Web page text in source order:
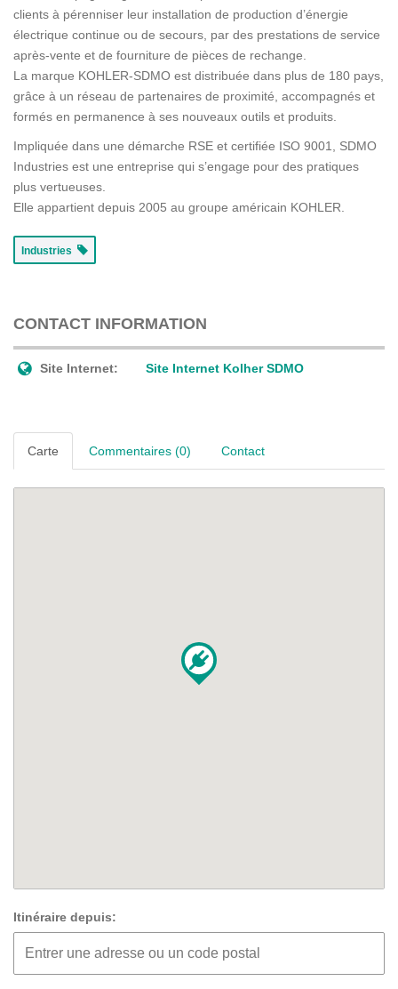
clients à pérenniser leur installation de production d’énergie
électrique continue ou de secours, par des prestations de service
après-vente et de fourniture de pièces de rechange.
La marque KOHLER-SDMO est distribuée dans plus de 180 pays,
grâce à un réseau de partenaires de proximité, accompagnés et
formés en permanence à ses nouveaux outils et produits.
Impliquée dans une démarche RSE et certifiée ISO 9001, SDMO
Industries est une entreprise qui s’engage pour des pratiques
plus vertueuses.
Elle appartient depuis 2005 au groupe américain KOHLER.
Industries
CONTACT INFORMATION
Site Internet: Site Internet Kolher SDMO
Carte Commentaires (0) Contact
Itinéraire depuis: